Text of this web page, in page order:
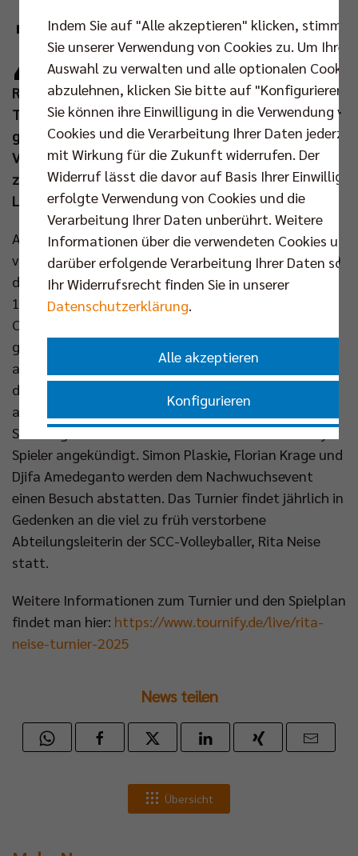
Z um 16. Mal richten die SCC JUNIORS an
diesem Wochenende (04./05. Jan 2025) das
Rita-Neise-Gedenkturnier powered by Berlin
Recycling GmbH aus. Der Einladung zum
Traditionsturnier folgen 19 Mannschaften, darunter
gleich vier Teams aus dem Nachbarland Polen. Auch
Vereine aus Köln, Hamburg und Wiesbaden zählen
zum Teilnehmerfeld - ebenso wie diverse
Landesauswahlteams.
Ab Samstag (04. Jan) um 10 Uhr fliegt in der Otto-
von-Guericke-Schule (Eisenzahnstraße 47-48, Berlin)
der Ball. Das Finale soll am Sonntag (05. Jan) um
14.30 Uhr steigen. Gespielt wird auf bis zu sechs
Courts gleichzeitig. Auch in diesem Jahr wird das
größte Turnier, dass die SCC JUNIORS jährlich
ausrichten, von starken Partnern unterstützt -
darunter der Titelsponsor der Profimannschaft oder
auch der engagierte Fanclub VolleyTigers. Für
Samstagabend (ab 18.00 Uhr) haben sich BR Volleys
Spieler angekündigt. Simon Plaskie, Florian Krage und
Djifa Amedeganto werden dem Nachwuchsevent
einen Besuch abstatten. Das Turnier findet jährlich in
Gedenken an die viel zu früh verstorbene
Abteilungsleiterin der SCC-Volleyballer, Rita Neise
statt.
Weitere Informationen zum Turnier und den Spielplan
findet man hier: https://www.tournify.de/live/rita-
neise-turnier-2025
News teilen
Übersicht
Indem Sie auf "Alle akzeptieren" klicken, stimmen
Sie unserer Verwendung von Cookies zu. Um Ihre
Auswahl zu verwalten und alle optionalen Cookies
abzulehnen, klicken Sie bitte auf "Konfigurieren".
Sie können ihre Einwilligung in die Verwendung
Cookies und die Verarbeitung Ihrer Daten
mit Wirkung für die Zukunft widerrufen. Der
Widerruf lässt die davor auf Basis Ihrer
erfolgte Verwendung von Cookies und die
Verarbeitung Ihrer Daten unberührt. Weitere
Informationen über die verwendeten Cookies und
darüber erfolgende Verarbeitung Ihrer Daten
Ihr Widerrufsrecht finden Sie in unserer
Datenschutzerklärung.
Alle akzeptieren
Konfigurieren
Nur essenzielle Cookies akzeptieren
Impressum |Datenschutzerklärung